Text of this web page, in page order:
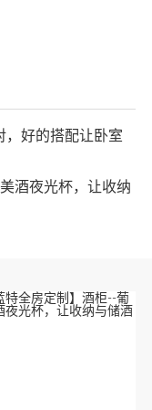
，好的搭配让卧室
酒夜光杯，让收纳